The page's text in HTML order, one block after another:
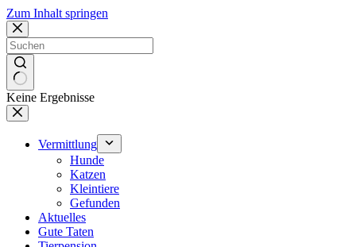
Zum Inhalt springen
Keine Ergebnisse
Vermittlung
Hunde
Katzen
Kleintiere
Gefunden
Aktuelles
Gute Taten